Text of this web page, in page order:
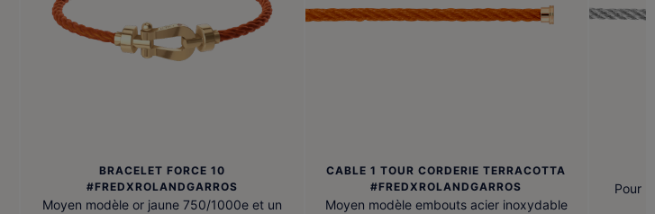
BRACELET FORCE 10
#FREDXROLANDGARROS
Moyen modèle or jaune 750/1000e et un
CABLE 1 TOUR CORDERIE TERRACOTTA
#FREDXROLANDGARROS
Moyen modèle embouts acier inoxydable
Pour